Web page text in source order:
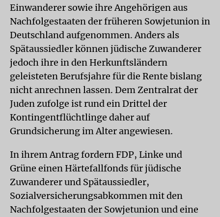
Einwanderer sowie ihre Angehörigen aus
Nachfolgestaaten der früheren Sowjetunion in
Deutschland aufgenommen. Anders als
Spätaussiedler können jüdische Zuwanderer
jedoch ihre in den Herkunftsländern
geleisteten Berufsjahre für die Rente bislang
nicht anrechnen lassen. Dem Zentralrat der
Juden zufolge ist rund ein Drittel der
Kontingentflüchtlinge daher auf
Grundsicherung im Alter angewiesen.
In ihrem Antrag fordern FDP, Linke und
Grüne einen Härtefallfonds für jüdische
Zuwanderer und Spätaussiedler,
Sozialversicherungsabkommen mit den
Nachfolgestaaten der Sowjetunion und eine